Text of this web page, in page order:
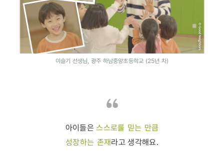
이슬기 선생님, 광주 하남중앙초등학교 (25년 차)
아이들은스스로를 믿는 만큼
성장하는 존재라고 생각해요.